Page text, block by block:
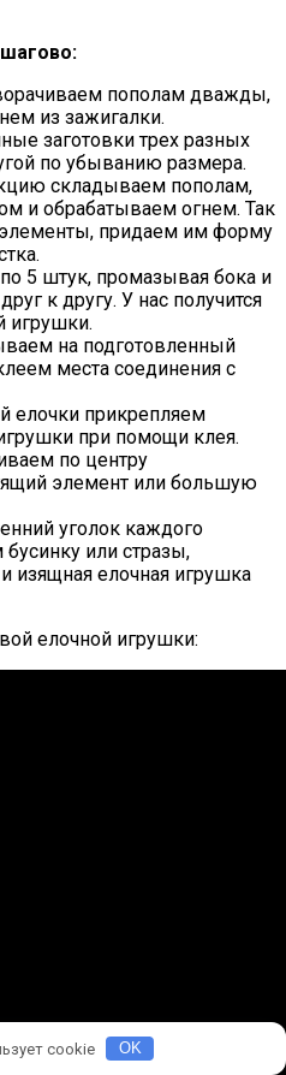
пополам дважды,
из зажигалки.
заготовки трех разных
по убыванию размера.
складываем пополам,
и обрабатываем огнем. Так
придаем им форму
5 штук, промазывая бока и
к другу. У нас получится
игрушки.
на подготовленный
места соединения с
елочки прикрепляем
при помощи клея.
по центру
элемент или большую
уголок каждого
или стразы,
изящная елочная игрушка
елочной игрушки:
cookie OK